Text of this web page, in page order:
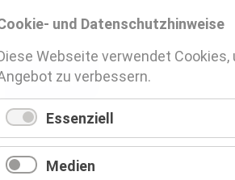
Zurück
und Datenschutzhinweise
Webseite verwendet
zu verbessern.
Essenziell
Medien